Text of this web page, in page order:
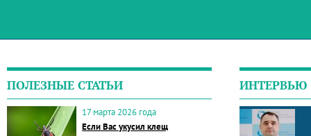
ПОЛЕЗНЫЕ СТАТЬИ
17 марта 2026 года
Если Вас укусил клещ
ИНТЕРВЬЮ